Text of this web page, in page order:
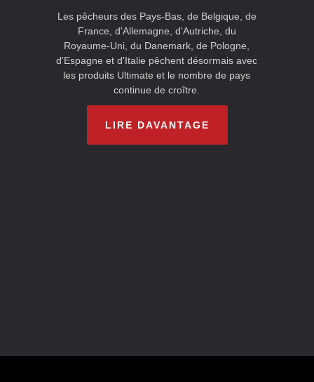
Les pêcheurs des Pays-Bas, de Belgique, de
France, d'Allemagne, d'Autriche, du
Royaume-Uni, du Danemark, de Pologne,
d'Espagne et d'Italie pêchent désormais avec
les produits Ultimate et le nombre de pays
continue de croître.
LIRE DAVANTAGE